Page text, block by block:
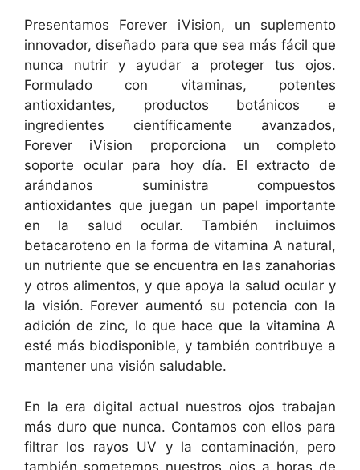
Presentamos Forever iVision, un suplemento
innovador, diseñado para que sea más fácil que
nunca nutrir y ayudar a proteger tus ojos.
Formulado con vitaminas, potentes
antioxidantes, productos botánicos e
ingredientes científicamente avanzados,
Forever iVision proporciona un completo
soporte ocular para hoy día. El extracto de
arándanos suministra compuestos
antioxidantes que juegan un papel importante
en la salud ocular. También incluimos
betacaroteno en la forma de vitamina A natural,
un nutriente que se encuentra en las zanahorias
y otros alimentos, y que apoya la salud ocular y
la visión. Forever aumentó su potencia con la
adición de zinc, lo que hace que la vitamina A
esté más biodisponible, y también contribuye a
mantener una visión saludable.
En la era digital actual nuestros ojos trabajan
más duro que nunca. Contamos con ellos para
filtrar los rayos UV y la contaminación, pero
también sometemos nuestros ojos a horas de